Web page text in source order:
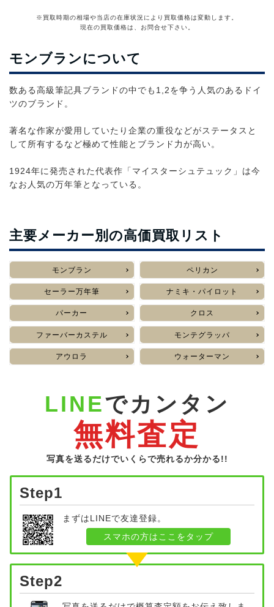
※買取時期の相場や当店の在庫状況により買取価格は変動します。
現在の買取価格は、お問合せ下さい。
モンブランについて
数ある高級筆記具ブランドの中でも1,2を争う人気のあるドイ
ツのブランド。
著名な作家が愛用していたり企業の重役などがステータスと
して所有するなど極めて性能とブランド力が高い。
1924年に発売された代表作「マイスターシュテュック」は今
なお人気の万年筆となっている。
主要メーカー別の高価買取リスト
モンブラン ペリカン
セーラー万年筆 ナミキ・パイロット
パーカー クロス
ファーバーカステル モンテグラッパ
アウロラ ウォーターマン
LINEでカンタン
無料査定
写真を送るだけでいくらで売れるか分かる!!
Step1
まずはLINEで友達登録。
スマホの方はここをタップ
Step2